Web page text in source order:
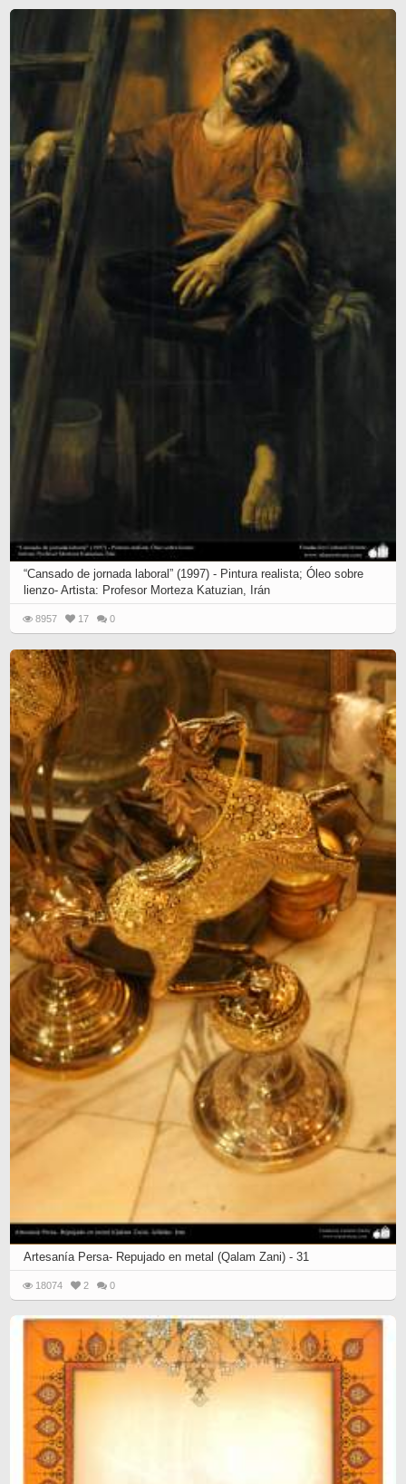
“Cansado de jornada laboral” (1997) - Pintura realista; Óleo sobre
lienzo- Artista: Profesor Morteza Katuzian, Irán
8957 17 0
Artesanía Persa- Repujado en metal (Qalam Zani) - 31
18074 2 0